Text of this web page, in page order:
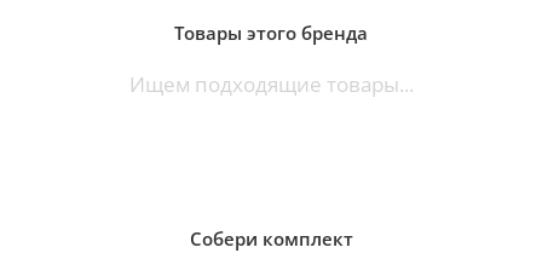
Товары этого бренда
Ищем подходящие товары...
Собери комплект